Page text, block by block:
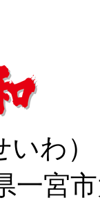
いわ
一宮